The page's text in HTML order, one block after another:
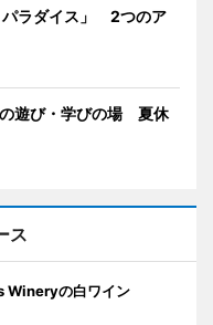
パラダイス」 2つのア
遊び・学びの場 夏休
ス
Wineryの白ワイン